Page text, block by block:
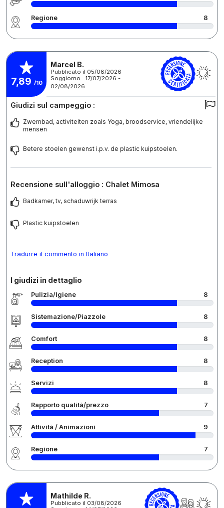
Regione 8
7,89 /10
Marcel B.
Pubblicato il 05/08/2026
Soggiorno : 17/07/2026 -
02/08/2026
Giudizi sul campeggio :
Zwembad, activiteiten zoals Yoga, broodservice, vriendelijke
mensen
Betere stoelen gewenst i.p.v. de plastic kuipstoelen.
Recensione sull'alloggio : Chalet Mimosa
Badkamer, tv, schaduwrijk terras
Plastic kuipstoelen
Tradurre il commento in Italiano
I giudizi in dettaglio
Pulizia/Igiene 8
Sistemazione/Piazzole 8
Comfort 8
Reception 8
Servizi 8
Rapporto qualità/prezzo 7
Attività / Animazioni 9
Regione 7
Mathilde R.
Pubblicato il 03/08/2026